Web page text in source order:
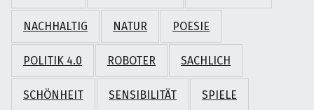
NACHHALTIG NATUR POESIE
POLITIK 4.0 ROBOTER SACHLICH
SCHÖNHEIT SENSIBILITÄT SPIELE